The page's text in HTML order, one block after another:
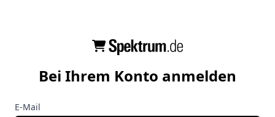
Bei Ihrem Konto anmelden
E-Mail